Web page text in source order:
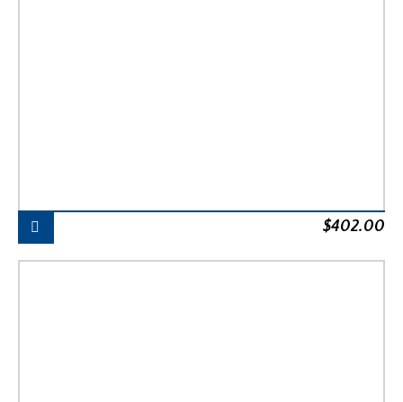
$402.00